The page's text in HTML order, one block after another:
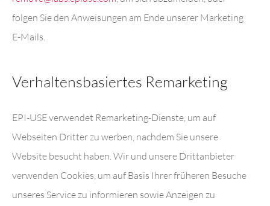
folgen Sie den Anweisungen am Ende unserer Marketing
E-Mails.
Verhaltensbasiertes Remarketing
EPI-USE verwendet Remarketing-Dienste, um auf
Webseiten Dritter zu werben, nachdem Sie unsere
Website besucht haben. Wir und unsere Drittanbieter
verwenden Cookies, um auf Basis Ihrer früheren Besuche
unseres Service zu informieren sowie Anzeigen zu